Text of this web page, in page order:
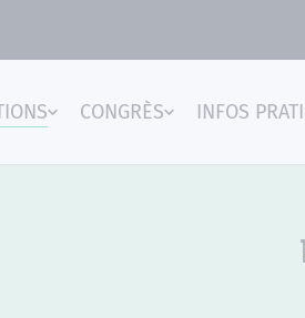
CONGRÈS INFOS